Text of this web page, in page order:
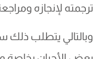
ترجمته لإنجازه
وبالتالي يتطلب